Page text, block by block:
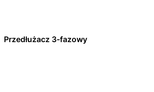
Przedłużacz 3-fazowy